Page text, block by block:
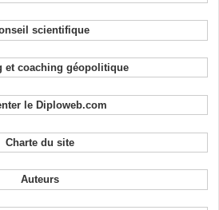
scientifique
et coaching géopolitique
le Diploweb.com
Charte du site
Auteurs